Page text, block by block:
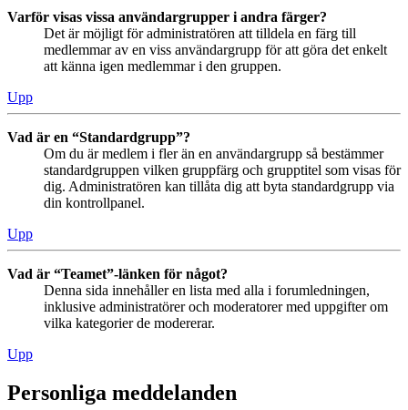
Varför visas vissa användargrupper i andra färger?
Det är möjligt för administratören att tilldela en färg till
medlemmar av en viss användargrupp för att göra det enkelt
att känna igen medlemmar i den gruppen.
Upp
Vad är en “Standardgrupp”?
Om du är medlem i fler än en användargrupp så bestämmer
standardgruppen vilken gruppfärg och grupptitel som visas för
dig. Administratören kan tillåta dig att byta standardgrupp via
din kontrollpanel.
Upp
Vad är “Teamet”-länken för något?
Denna sida innehåller en lista med alla i forumledningen,
inklusive administratörer och moderatorer med uppgifter om
vilka kategorier de modererar.
Upp
Personliga meddelanden